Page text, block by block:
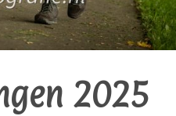
2025